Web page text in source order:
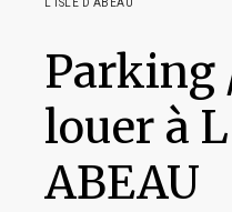
L ISLE D ABEAU
Parking
louer à
ABEAU